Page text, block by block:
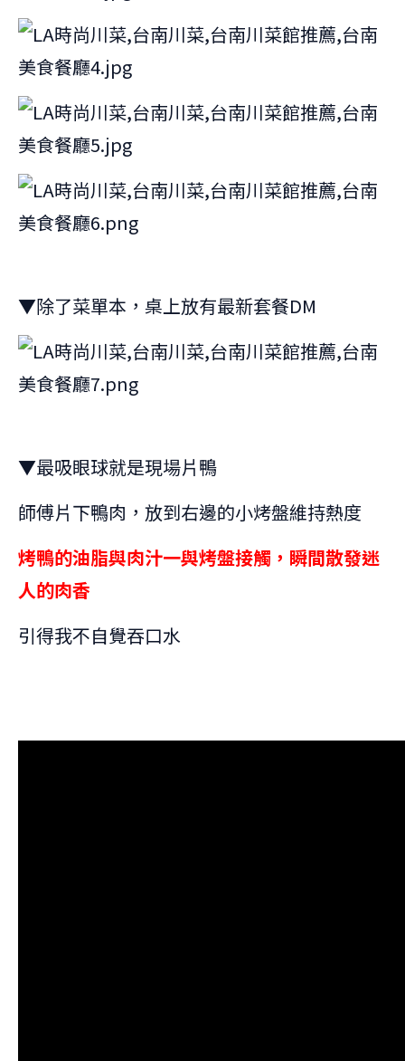
▼除了菜單本，桌上放有最新套餐DM
▼最吸眼球就是現場片鴨
師傅片下鴨肉，放到右邊的小烤盤維持熱度
烤鴨的油脂與肉汁一與烤盤接觸，瞬間散發迷
人的肉香
引得我不自覺吞口水